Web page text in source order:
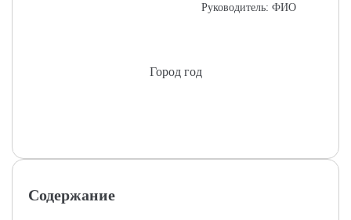
Руководитель: ФИО
Город год
Содержание